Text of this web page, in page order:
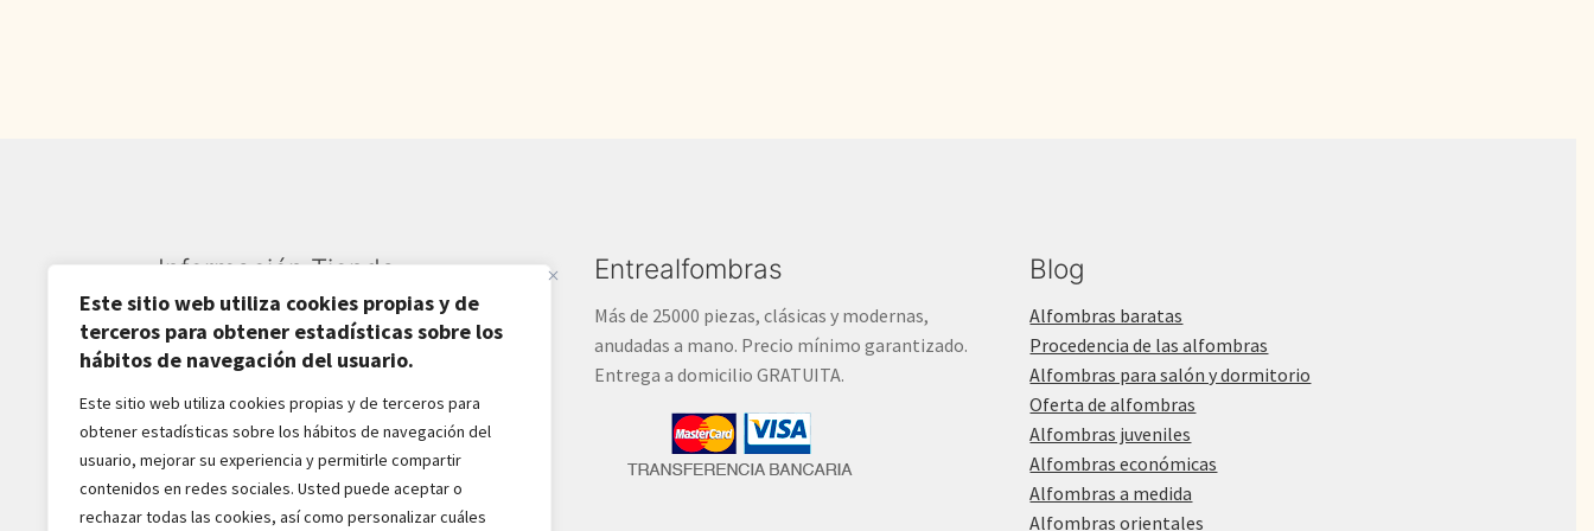
Este sitio web utiliza cookies propias y de
terceros para obtener estadísticas sobre los
hábitos de navegación del usuario.
Este sitio web utiliza cookies propias y de terceros para
obtener estadísticas sobre los hábitos de navegación del
usuario, mejorar su experiencia y permitirle compartir
contenidos en redes sociales. Usted puede aceptar o
rechazar todas las cookies, así como personalizar cuáles
Información Tienda
Sardarán SL CIF: B82809781
Av. Pirineos 27, Nave 6
San Sebastián de los Reyes
28703-Madrid - España
916516162 - 628518856
jaba2288@gmail.com
Entrealfombras
Más de 25000 piezas, clásicas y modernas,
anudadas a mano. Precio mínimo garantizado.
Entrega a domicilio GRATUITA.
Blog
Alfombras baratas
Procedencia de las alfombras
Alfombras para salón y dormitorio
Oferta de alfombras
Alfombras juveniles
Alfombras económicas
Alfombras a medida
Alfombras orientales